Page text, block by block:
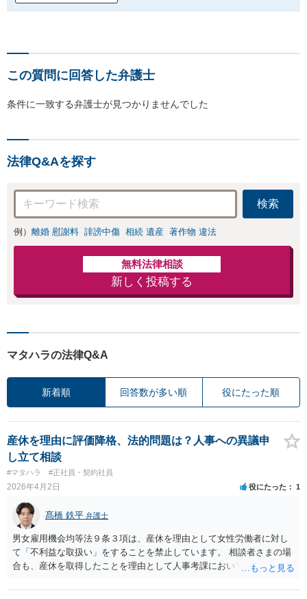
この質問に回答した弁護士
条件に一致する弁護士が見つかりませんでした
法律Q&Aを探す
検索
例） 離婚 慰謝料 誹謗中傷 相続 遺産 著作物 違法
無料法律相談
新しく投稿する
マタハラの法律Q&A
新着順 回答数が多い順 役にたった順
産休を理由に評価降格、法的問題は？人事への異議申
し立て相談
#マタハラ #正社員・契約社員
2026年4月2日 役にたった 1
髙橋 鉄平 弁護士
男女雇用機会均等法９条３項は、産休を理由として女性労働者に対し
て「不利益な取扱い」をすることを禁止しています。 相談者さまの場
合も、産休を取得したことを理由として人事考課において評価を下げ
取扱い」に該当すると考えられます。 したがって、社内の苦情受付窓